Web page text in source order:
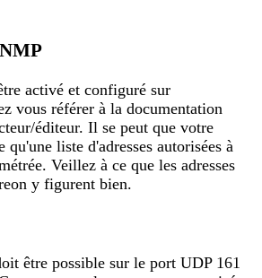
activé et configuré sur
vous référer à la documentation
éditeur. Il se peut que votre
qu'une liste d'adresses autorisées à
Veillez à ce que les adresses
y figurent bien.
être possible sur le port UDP 161